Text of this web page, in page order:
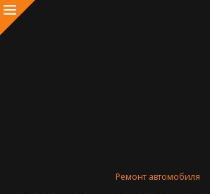
Ремонт автомобиля